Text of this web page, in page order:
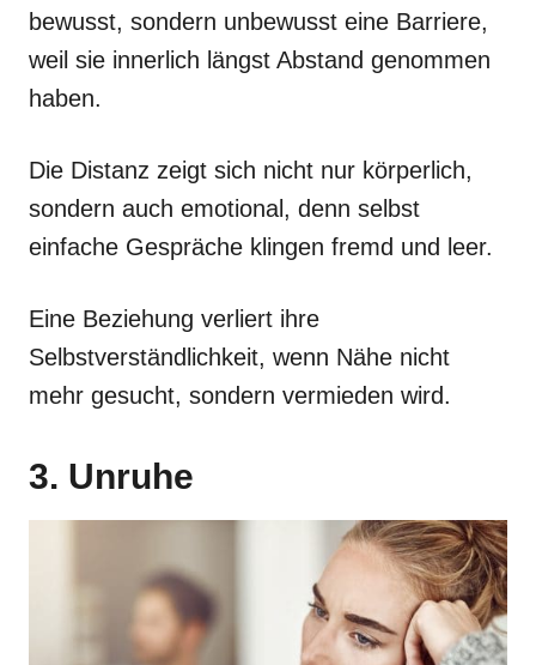
bewusst, sondern unbewusst eine Barriere,
weil sie innerlich längst Abstand genommen
haben.
Die Distanz zeigt sich nicht nur körperlich,
sondern auch emotional, denn selbst
einfache Gespräche klingen fremd und leer.
Eine Beziehung verliert ihre
Selbstverständlichkeit, wenn Nähe nicht
mehr gesucht, sondern vermieden wird.
3. Unruhe